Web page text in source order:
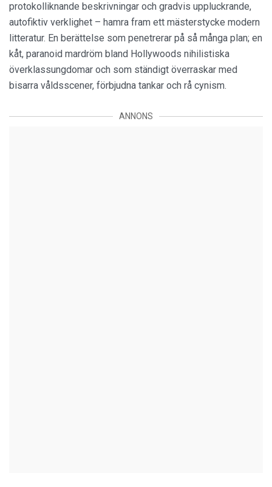
protokolliknande beskrivningar och gradvis uppluckrande,
autofiktiv verklighet – hamra fram ett mästerstycke modern
litteratur. En berättelse som penetrerar på så många plan; en
kåt, paranoid mardröm bland Hollywoods nihilistiska
överklassungdomar och som ständigt överraskar med
bisarra våldsscener, förbjudna tankar och rå cynism.
ANNONS